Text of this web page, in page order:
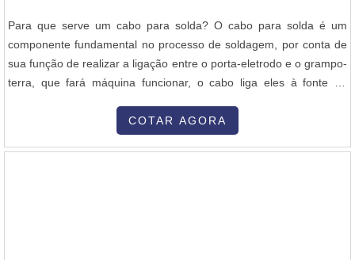
Para que serve um cabo para solda? O cabo para solda é um
componente fundamental no processo de soldagem, por conta de
sua função de realizar a ligação entre o porta-eletrodo e o grampo-
terra, que fará máquina funcionar, o cabo liga eles à fonte de
flexível extra, este é responsável por um manuseio mais ágil e um
COTAR AGORA